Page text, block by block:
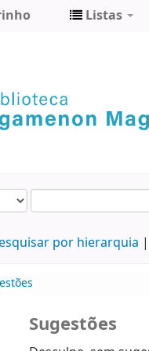
Listas
por hierarquia
Sugestões